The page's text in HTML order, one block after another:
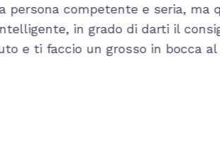
Persona esperta e comunque